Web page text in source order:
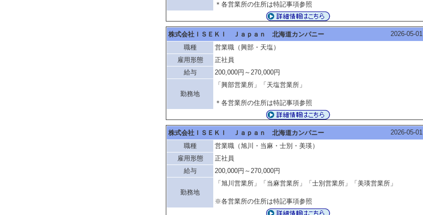
＊各営業所の住所は特記事項参照
株式会社ＩＳＥＫＩ Ｊａｐａｎ 北海道カンパニー
2026-05-01
職種
営業職（興部・天塩）
雇用形態
正社員
給与
200,000円～270,000円
勤務地
「興部営業所」「天塩営業所」
＊各営業所の住所は特記事項参照
株式会社ＩＳＥＫＩ Ｊａｐａｎ 北海道カンパニー
2026-05-01
職種
営業職（旭川・当麻・士別・美瑛）
雇用形態
正社員
給与
200,000円～270,000円
勤務地
「旭川営業所」「当麻営業所」「士別営業所」「美瑛営業所」
※各営業所の住所は特記事項参照